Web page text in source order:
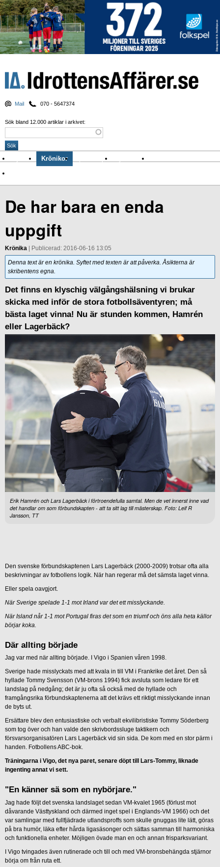
Mail 070 - 5647374
Sök bland 12.000 artiklar i arkivet:
Nyheter Krönikor Sport & spel Nyhetsbrev
De har bara en enda
uppgift
Krönika | Publicerad: 2016-06-16 13:05
Denna text är en krönika. Syftet med texten är att påverka. Åsikterna är
skribentens egna.
Det finns en klyschig välgångshälsning vi brukar
skicka med inför de stora fotbollsäventyren; må
bästa laget vinna! Nu är stunden kommen, Hamrén
eller Lagerbäck?
Erik Hamrén och Lars Lagerbäck i förtroendefulla samtal. Men de vet innerst inne vad
det handlar om som förbundskapten - att ta sitt lag till mästerskap. Foto: Leif R
Jansson, TT
Den svenske förbundskaptenen Lars Lagerbäck (2000-2009) trotsar ofta alla
beskrivningar av fotbollens logik. När han regerar må det sämsta laget vinna.
Eller spela oavgjort.
När Sverige spelade 1-1 mot Irland var det ett misslyckande.
När Island når 1-1 mot Portugal firas det som en triumf och öns alla heta källor
börjar koka.
Där allting började
Jag var med när allting började. I Vigo i Spanien våren 1998.
Sverige hade misslyckats med att kvala in till VM i Frankrike det året. Den så
hyllade Tommy Svensson (VM-brons 1994) fick avsluta som ledare för ett
landslag på nedgång; det är ju ofta så också med de hyllade och
framgångsrika förbundskaptenerna att det krävs ett riktigt misslyckande innan
de byts ut.
Ersättare blev den entusiastiske och verbalt ekvilibristiske Tommy Söderberg
som tog över och han valde den skrivbordssluge taktikern och
försvarsorganisatören Lars Lagerbäck vid sin sida. De kom med en stor pärm i
handen. Fotbollens ABC-bok.
Träningarna i Vigo, det nya paret, senare döpt till Lars-Tommy, liknade
ingenting annat vi sett.
"En känner sä som en nybörjare."
Jag hade följt det svenska landslaget sedan VM-kvalet 1965 (förlust mot
dåvarande Västtyskland och därmed inget spel i Englands-VM 1966) och det
var samlingar med fullfjädrade utlandsproffs som skulle gnuggas lite lätt, göras
på bra humör, läka efter hårda ligasäsonger och sättas samman till harmoniska
och funktionella enheter. Möjligen övade man en och annan frisparksvariant.
I Vigo tvingades även rutinerade och till och med VM-bronsbehängda stjärnor
börja om från ruta ett.